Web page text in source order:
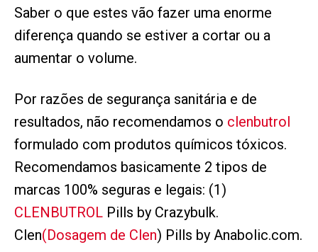
Saber o que estes vão fazer uma enorme
diferença quando se estiver a cortar ou a
aumentar o volume.
Por razões de segurança sanitária e de
resultados, não recomendamos o clenbutrol
formulado com produtos químicos tóxicos.
Recomendamos basicamente 2 tipos de
marcas 100% seguras e legais: (1)
CLENBUTROL Pills by Crazybulk.
Clen(Dosagem de Clen) Pills by Anabolic.com.